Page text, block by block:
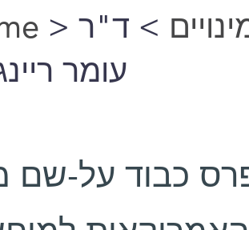
are here
>> ד"ר
עומר
כבוד על-שם